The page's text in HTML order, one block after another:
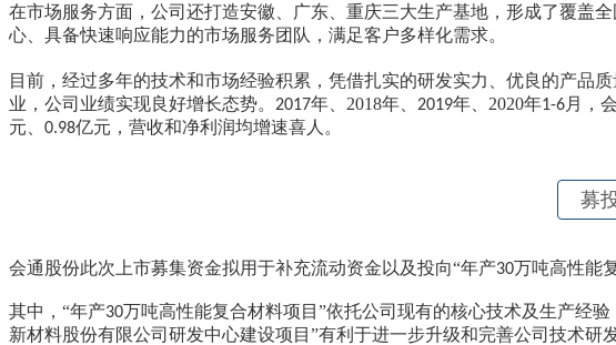
在市场服务方面，公司还打造安徽、广东、重庆三大生产基地，形成了覆盖
心、具备快速响应能力的市场服务团队，满足客户多样化需求。
目前，经过多年的技术和市场经验积累，凭借扎实的研发实力、优良的产品
业，公司业绩实现良好增长态势。 2017年 2018年、 2019年 2020年1-6月 ，
元、 0.98亿元， 营收和净利润均增速喜人 。
募
会通股份此次上市募集资金拟用于补充流动资金以及投向“年产30万吨高性能
其中， “年产30万吨高性能复合材料项目 ”依托公司现有的核心技术及生产经
新材料股份有限公司研发中心建设项目 ”有利于进一步升级和完善公司技术研